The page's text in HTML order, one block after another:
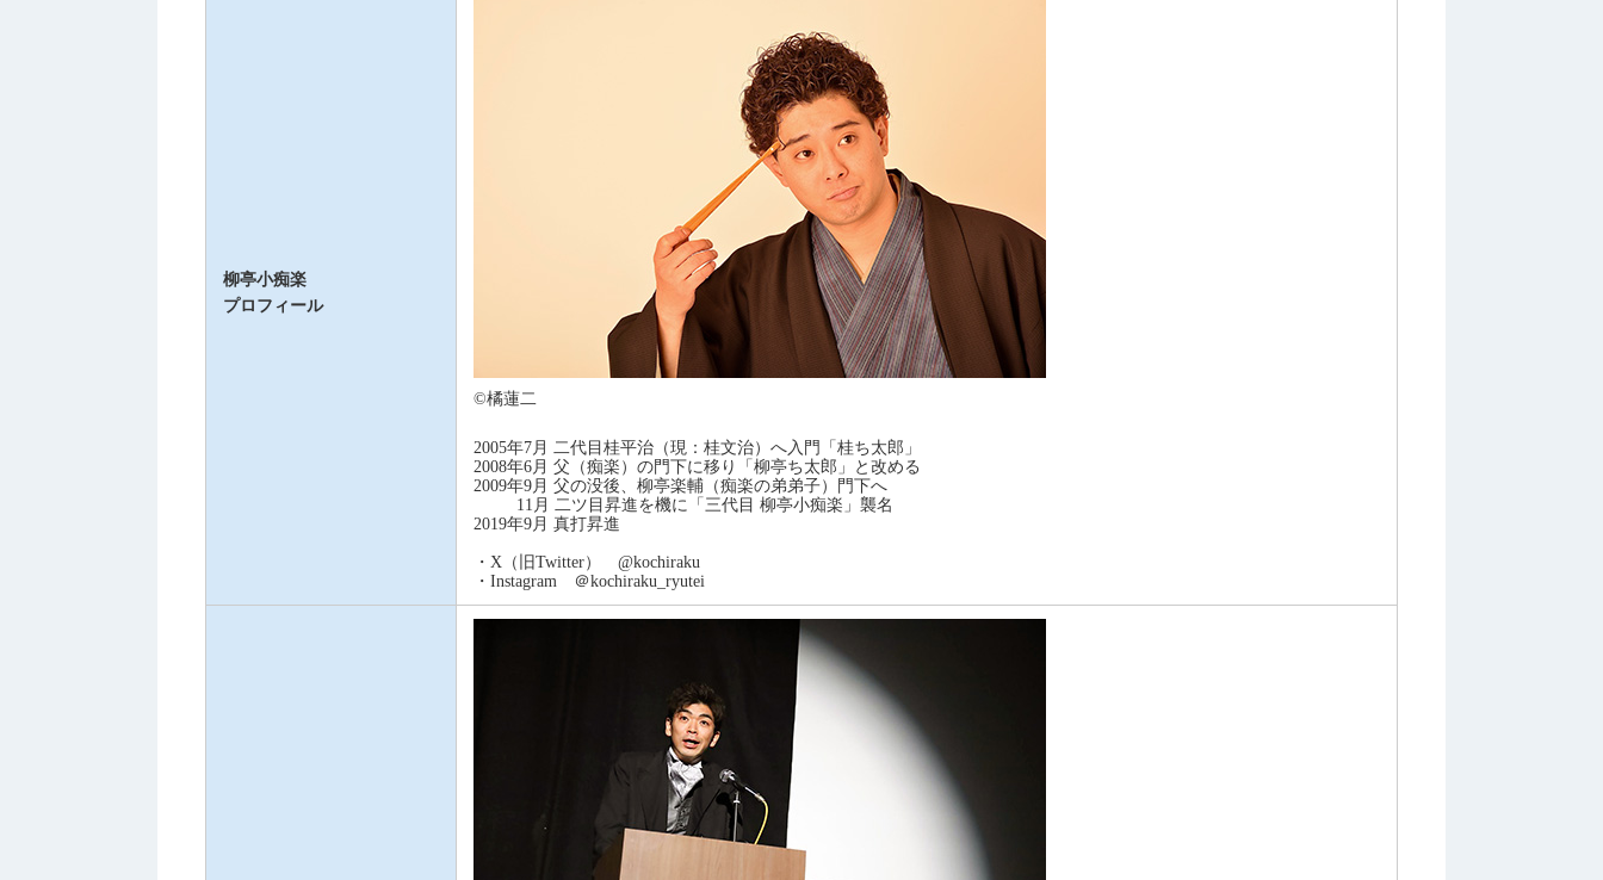
柳亭小痴楽
プロフィール
©橘蓮二
2005年7月 二代目桂平治（現：桂文治）へ入門「桂ち太郎」
2008年6月 父（痴楽）の門下に移り「柳亭ち太郎」と改める
2009年9月 父の没後、柳亭楽輔（痴楽の弟弟子）門下へ
11月 二ツ目昇進を機に「三代目 柳亭小痴楽」襲名
2019年9月 真打昇進
・X（旧Twitter） @kochiraku
・Instagram ＠kochiraku_ryutei